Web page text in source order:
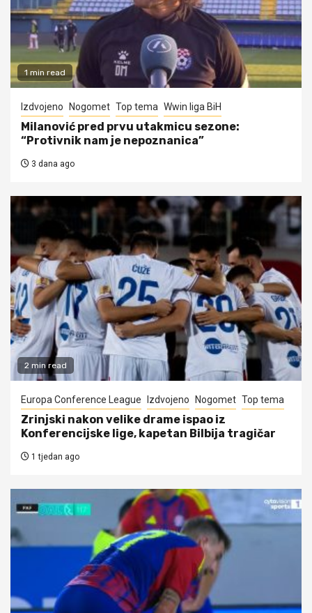
1 min read
Izdvojeno Nogomet Top tema Wwin liga BiH
Milanović pred prvu utakmicu sezone:
“Protivnik nam je nepoznanica”
3 dana ago
2 min read
Europa Conference League Izdvojeno Nogomet Top tema
Zrinjski nakon velike drame ispao iz
Konferencijske lige, kapetan Bilbija tragičar
1 tjedan ago